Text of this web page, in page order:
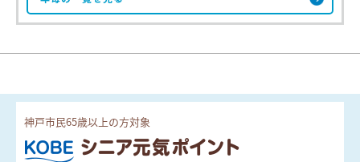
神戸市民65歳以上の方対象